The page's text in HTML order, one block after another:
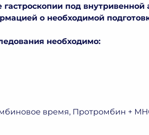
под внутривенной
о необходимой
необходимо:
время, Протромбин +